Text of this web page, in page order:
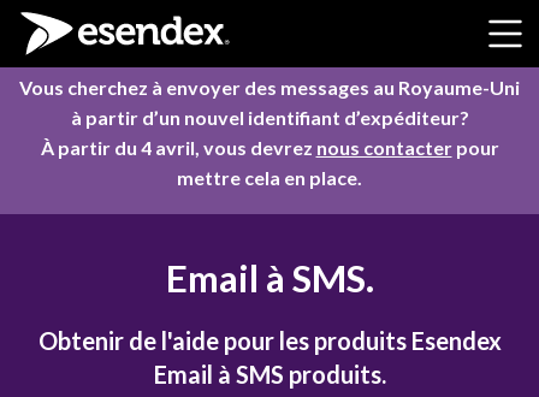
Skip to content
Vous cherchez à envoyer des messages au Royaume-Uni
à partir d’un nouvel identifiant d’expéditeur?
À partir du 4 avril, vous devrez nous contacterpour
mettre cela en place.
Email à SMS.
Obtenir de l'aide pour les produits Esendex
Email à SMS produits.